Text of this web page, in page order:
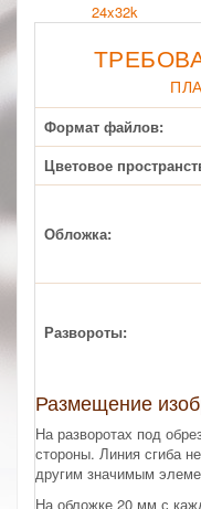
24x32k
Формат файлов:
Цветовое
Обложка:
Развороты:
Размещение
На разворотах под
стороны. Линия сгиба
другим значимым
На обложке 20 мм с